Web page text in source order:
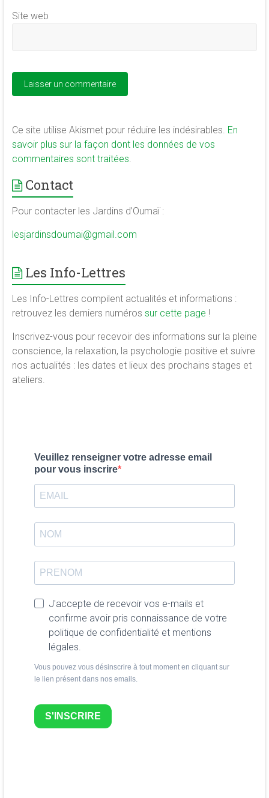
Site web
Ce site utilise Akismet pour réduire les indésirables. En
savoir plus sur la façon dont les données de vos
commentaires sont traitées
Contact
Pour contacter les Jardins d’Oumaï :
lesjardinsdoumai@gmail.com
Les Info-Lettres
Les Info-Lettres compilent actualités et informations :
retrouvez les derniers numéros sur cette page !
Inscrivez-vous pour recevoir des informations sur la pleine
conscience, la relaxation, la psychologie positive et suivre
nos actualités : les dates et lieux des prochains stages et
ateliers.
Veuillez renseigner votre adresse email
pour vous inscrire
J'accepte de recevoir vos e-mails et
confirme avoir pris connaissance de votre
politique de confidentialité et mentions
légales.
Vous pouvez vous désinscrire à tout moment en cliquant sur
le lien présent dans nos emails.
S'INSCRIRE